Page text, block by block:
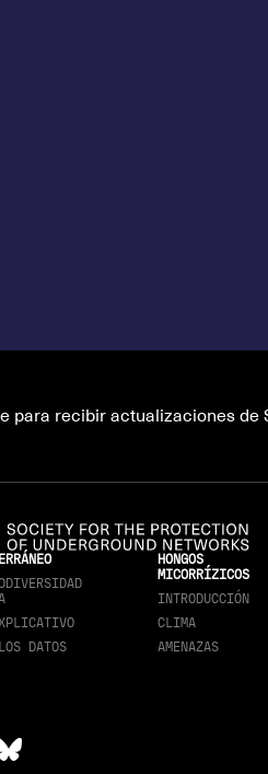
para recibir actualizaciones de
DATOS
HONGOS
MICORRÍZICOS
INTRODUCCIÓN
CLIMA
AMENAZAS